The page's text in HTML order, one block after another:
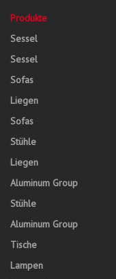
Produkte
Sessel
Sessel
Sofas
Liegen
Sofas
Stühle
Liegen
Aluminum Group
Stühle
Aluminum Group
Tische
Lampen